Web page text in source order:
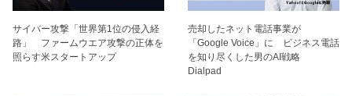
サイバー攻撃「世界第1位の侵入経
路」 ファームウエア攻撃の正体を
照らす米スタートアップ
売却したネット電話事業が
「Google Voice」に ビジネス電話
を知り尽くした男のAI戦略
Dialpad